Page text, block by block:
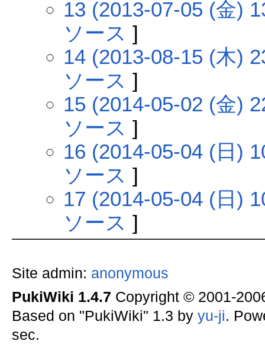
13 (2013-07-05 (金)
ソース ]
14 (2013-08-15 (木)
ソース ]
15 (2014-05-02 (金)
ソース ]
16 (2014-05-04 (日)
ソース ]
17 (2014-05-04 (日)
ソース ]
Site admin: anonymous
PukiWiki 1.4.7 Copyright © 2001-
Based on "PukiWiki" 1.3 by yu-ji.
sec.